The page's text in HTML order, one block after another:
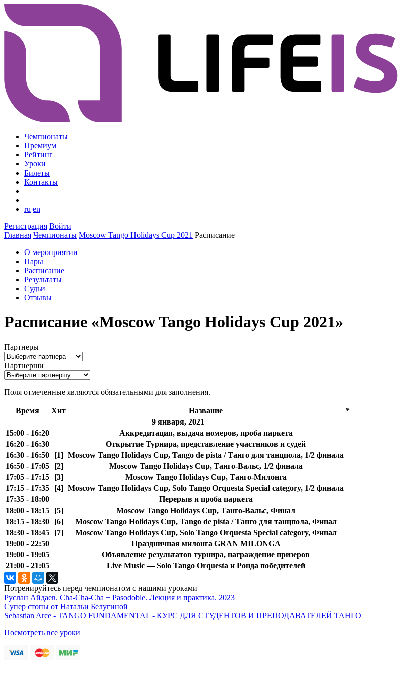
Чемпионаты
Премиум
Рейтинг
Уроки
Билеты
Контакты
ru en
Регистрация Войти
Главная Чемпионаты Moscow Tango Holidays Cup 2021 Расписание
О мероприятии
Пары
Расписание
Результаты
Судьи
Отзывы
Расписание «Moscow Tango Holidays Cup 2021»
Партнеры
Партнерши
Поля отмеченные являются обязательными для заполнения.
Время Хит Название
*
9 января, 2021
15:00 - 16:20
Аккредитация, выдача номеров, проба паркета
16:20 - 16:30
Открытие Турнира, представление участников и судей
16:30 - 16:50
[1] Moscow Tango Holidays Cup, Tango de pista / Танго для танцпола, 1/2 финала
16:50 - 17:05
[2]
Moscow Tango Holidays Cup, Танго-Вальс, 1/2 финала
17:05 - 17:15
[3]
Moscow Tango Holidays Cup, Танго-Милонга
17:15 - 17:35
[4] Moscow Tango Holidays Cup, Solo Tango Orquesta Special category, 1/2 финала
17:35 - 18:00
Перерыв и проба паркета
18:00 - 18:15
[5]
Moscow Tango Holidays Cup, Танго-Вальс, Финал
18:15 - 18:30
[6]
Moscow Tango Holidays Cup, Tango de pista / Танго для танцпола, Финал
18:30 - 18:45
[7]
Moscow Tango Holidays Cup, Solo Tango Orquesta Special category, Финал
19:00 - 22:50
Праздничная милонга GRAN MILONGA
19:00 - 19:05
Объявление результатов турнира, награждение призеров
21:00 - 21:05
Live Music — Solo Tango Orquesta и Ронда победителей
Потренируйтесь перед чемпионатом с нашими уроками
Руслан Айдаев. Cha-Cha-Cha + Pasodoble. Лекция и практика. 2023
Супер стопы от Натальи Белугиной
Sebastian Arce - TANGO FUNDAMENTAL - КУРС ДЛЯ СТУДЕНТОВ И ПРЕПОДАВАТЕЛЕЙ ТАНГО
Посмотреть все уроки